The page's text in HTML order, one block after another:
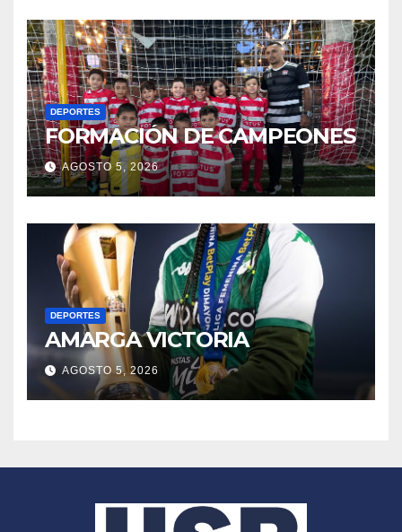
DEPORTES
FORMACIÓN DE CAMPEONES
AGOSTO 5, 2026
DEPORTES
AMARGA VICTORIA
AGOSTO 5, 2026